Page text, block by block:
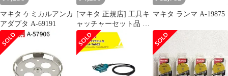
マキタ ケミカルアンカ
アダプタ A-69191
[マキタ 正規店] 工具キ
ャッチャーセット品 A-
70851
マキタ ランマ A-19875